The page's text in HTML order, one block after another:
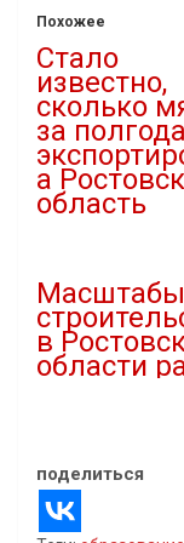
Похожее
Стало
известно,
сколько
за полгода
а
область
Масштабы
в
области
поделиться